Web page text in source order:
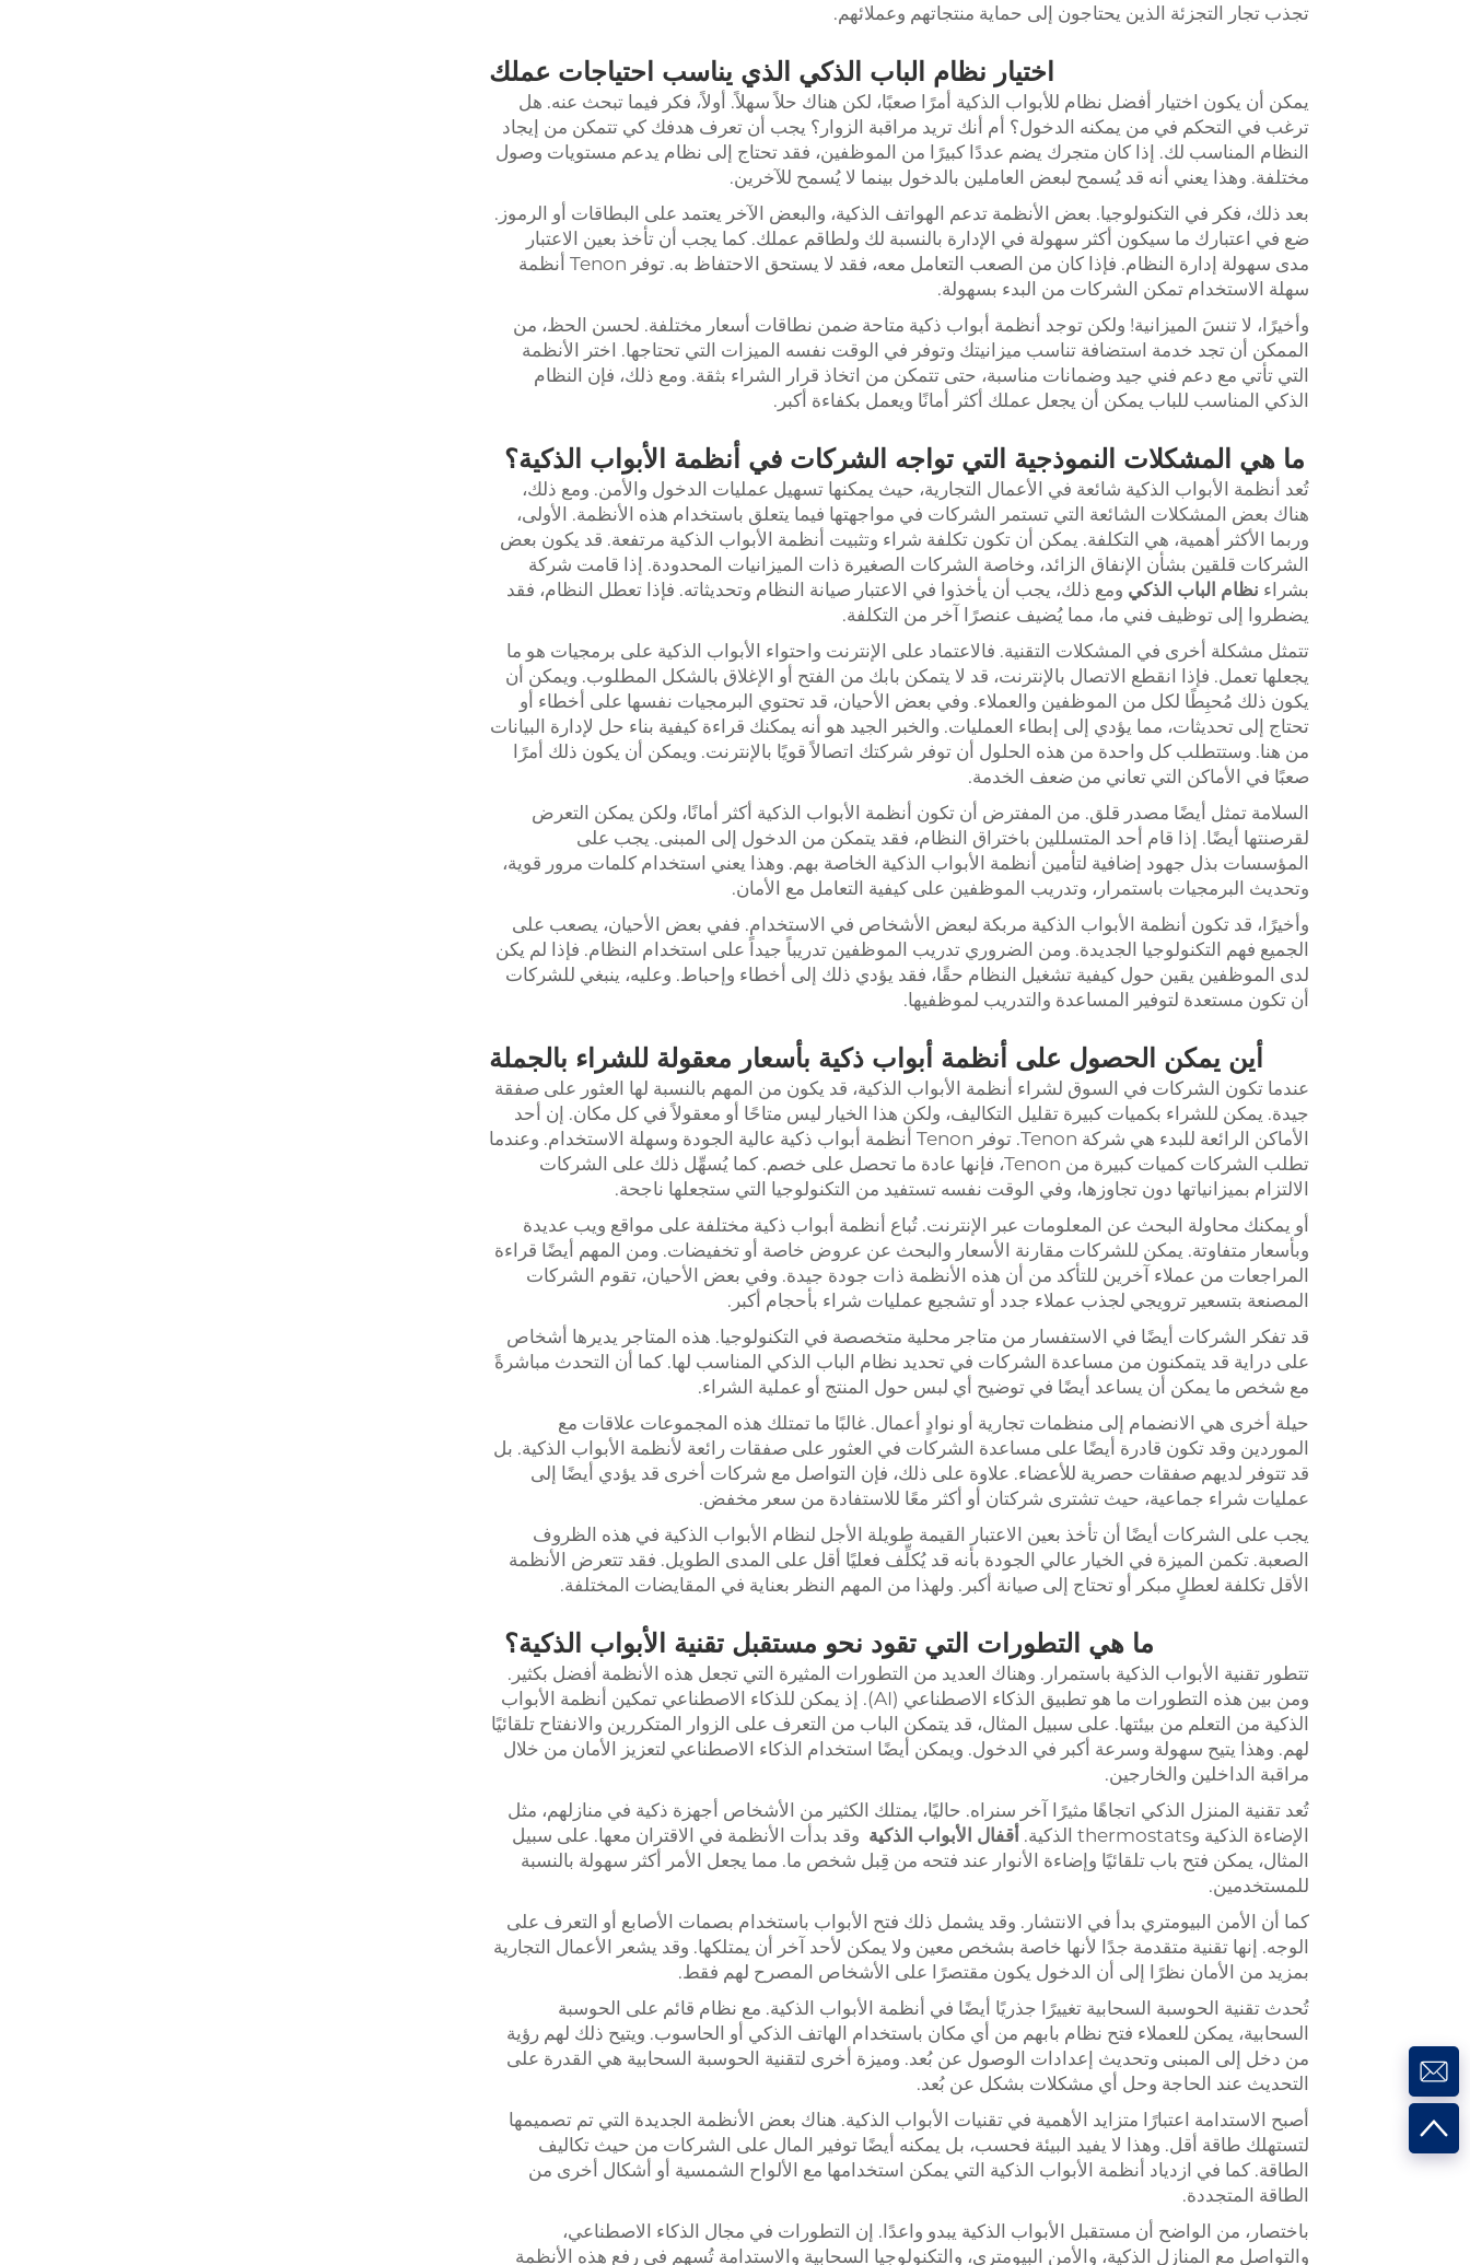
تجذب تجار التجزئة الذين يحتاجون إلى حماية منتجاتهم وعملائهم.
اختيار نظام الباب الذكي الذي يناسب احتياجات عملك
يمكن أن يكون اختيار أفضل نظام للأبواب الذكية أمرًا صعبًا، لكن هناك حلاً سهلاً. أولاً، فكر فيما تبحث عنه. هل
ترغب في التحكم في من يمكنه الدخول؟ أم أنك تريد مراقبة الزوار؟ يجب أن تعرف هدفك كي تتمكن من إيجاد
النظام المناسب لك. إذا كان متجرك يضم عددًا كبيرًا من الموظفين، فقد تحتاج إلى نظام يدعم مستويات وصول
مختلفة. وهذا يعني أنه قد يُسمح لبعض العاملين بالدخول بينما لا يُسمح للآخرين.
بعد ذلك، فكر في التكنولوجيا. بعض الأنظمة تدعم الهواتف الذكية، والبعض الآخر يعتمد على البطاقات أو الرموز.
ضع في اعتبارك ما سيكون أكثر سهولة في الإدارة بالنسبة لك ولطاقم عملك. كما يجب أن تأخذ بعين الاعتبار
مدى سهولة إدارة النظام. فإذا كان من الصعب التعامل معه، فقد لا يستحق الاحتفاظ به. توفر Tenon أنظمة
سهلة الاستخدام تمكن الشركات من البدء بسهولة.
وأخيرًا، لا تنسَ الميزانية! ولكن توجد أنظمة أبواب ذكية متاحة ضمن نطاقات أسعار مختلفة. لحسن الحظ، من
الممكن أن تجد خدمة استضافة تناسب ميزانيتك وتوفر في الوقت نفسه الميزات التي تحتاجها. اختر الأنظمة
التي تأتي مع دعم فني جيد وضمانات مناسبة، حتى تتمكن من اتخاذ قرار الشراء بثقة. ومع ذلك، فإن النظام
الذكي المناسب للباب يمكن أن يجعل عملك أكثر أمانًا ويعمل بكفاءة أكبر.
ما هي المشكلات النموذجية التي تواجه الشركات في أنظمة الأبواب الذكية؟
تُعد أنظمة الأبواب الذكية شائعة في الأعمال التجارية، حيث يمكنها تسهيل عمليات الدخول والأمن. ومع ذلك،
هناك بعض المشكلات الشائعة التي تستمر الشركات في مواجهتها فيما يتعلق باستخدام هذه الأنظمة. الأولى،
وربما الأكثر أهمية، هي التكلفة. يمكن أن تكون تكلفة شراء وتثبيت أنظمة الأبواب الذكية مرتفعة. قد يكون بعض
الشركات قلقين بشأن الإنفاق الزائد، وخاصة الشركات الصغيرة ذات الميزانيات المحدودة. إذا قامت شركة
بشراء نظام الباب الذكي ومع ذلك، يجب أن يأخذوا في الاعتبار صيانة النظام وتحديثاته. فإذا تعطل النظام، فقد
يضطروا إلى توظيف فني ما، مما يُضيف عنصرًا آخر من التكلفة.
تتمثل مشكلة أخرى في المشكلات التقنية. فالاعتماد على الإنترنت واحتواء الأبواب الذكية على برمجيات هو ما
يجعلها تعمل. فإذا انقطع الاتصال بالإنترنت، قد لا يتمكن بابك من الفتح أو الإغلاق بالشكل المطلوب. ويمكن أن
يكون ذلك مُحبِطًا لكل من الموظفين والعملاء. وفي بعض الأحيان، قد تحتوي البرمجيات نفسها على أخطاء أو
تحتاج إلى تحديثات، مما يؤدي إلى إبطاء العمليات. والخبر الجيد هو أنه يمكنك قراءة كيفية بناء حل لإدارة البيانات
من هنا. وستتطلب كل واحدة من هذه الحلول أن توفر شركتك اتصالاً قويًا بالإنترنت. ويمكن أن يكون ذلك أمرًا
صعبًا في الأماكن التي تعاني من ضعف الخدمة.
السلامة تمثل أيضًا مصدر قلق. من المفترض أن تكون أنظمة الأبواب الذكية أكثر أمانًا، ولكن يمكن التعرض
لقرصنتها أيضًا. إذا قام أحد المتسللين باختراق النظام، فقد يتمكن من الدخول إلى المبنى. يجب على
المؤسسات بذل جهود إضافية لتأمين أنظمة الأبواب الذكية الخاصة بهم. وهذا يعني استخدام كلمات مرور قوية،
وتحديث البرمجيات باستمرار، وتدريب الموظفين على كيفية التعامل مع الأمان.
وأخيرًا، قد تكون أنظمة الأبواب الذكية مربكة لبعض الأشخاص في الاستخدام. ففي بعض الأحيان، يصعب على
الجميع فهم التكنولوجيا الجديدة. ومن الضروري تدريب الموظفين تدريباً جيداً على استخدام النظام. فإذا لم يكن
لدى الموظفين يقين حول كيفية تشغيل النظام حقًا، فقد يؤدي ذلك إلى أخطاء وإحباط. وعليه، ينبغي للشركات
أن تكون مستعدة لتوفير المساعدة والتدريب لموظفيها.
أين يمكن الحصول على أنظمة أبواب ذكية بأسعار معقولة للشراء بالجملة
عندما تكون الشركات في السوق لشراء أنظمة الأبواب الذكية، قد يكون من المهم بالنسبة لها العثور على صفقة
جيدة. يمكن للشراء بكميات كبيرة تقليل التكاليف، ولكن هذا الخيار ليس متاحًا أو معقولاً في كل مكان. إن أحد
الأماكن الرائعة للبدء هي شركة Tenon. توفر Tenon أنظمة أبواب ذكية عالية الجودة وسهلة الاستخدام. وعندما
تطلب الشركات كميات كبيرة من Tenon، فإنها عادة ما تحصل على خصم. كما يُسهِّل ذلك على الشركات
الالتزام بميزانياتها دون تجاوزها، وفي الوقت نفسه تستفيد من التكنولوجيا التي ستجعلها ناجحة.
أو يمكنك محاولة البحث عن المعلومات عبر الإنترنت. تُباع أنظمة أبواب ذكية مختلفة على مواقع ويب عديدة
وبأسعار متفاوتة. يمكن للشركات مقارنة الأسعار والبحث عن عروض خاصة أو تخفيضات. ومن المهم أيضًا قراءة
المراجعات من عملاء آخرين للتأكد من أن هذه الأنظمة ذات جودة جيدة. وفي بعض الأحيان، تقوم الشركات
المصنعة بتسعير ترويجي لجذب عملاء جدد أو تشجيع عمليات شراء بأحجام أكبر.
قد تفكر الشركات أيضًا في الاستفسار من متاجر محلية متخصصة في التكنولوجيا. هذه المتاجر يديرها أشخاص
على دراية قد يتمكنون من مساعدة الشركات في تحديد نظام الباب الذكي المناسب لها. كما أن التحدث مباشرةً
مع شخص ما يمكن أن يساعد أيضًا في توضيح أي لبس حول المنتج أو عملية الشراء.
حيلة أخرى هي الانضمام إلى منظمات تجارية أو نوادٍ أعمال. غالبًا ما تمتلك هذه المجموعات علاقات مع
الموردين وقد تكون قادرة أيضًا على مساعدة الشركات في العثور على صفقات رائعة لأنظمة الأبواب الذكية. بل
قد تتوفر لديهم صفقات حصرية للأعضاء. علاوة على ذلك، فإن التواصل مع شركات أخرى قد يؤدي أيضًا إلى
عمليات شراء جماعية، حيث تشترى شركتان أو أكثر معًا للاستفادة من سعر مخفض.
يجب على الشركات أيضًا أن تأخذ بعين الاعتبار القيمة طويلة الأجل لنظام الأبواب الذكية في هذه الظروف
الصعبة. تكمن الميزة في الخيار عالي الجودة بأنه قد يُكلِّف فعليًا أقل على المدى الطويل. فقد تتعرض الأنظمة
الأقل تكلفة لعطلٍ مبكر أو تحتاج إلى صيانة أكبر. ولهذا من المهم النظر بعناية في المقايضات المختلفة.
ما هي التطورات التي تقود نحو مستقبل تقنية الأبواب الذكية؟
تتطور تقنية الأبواب الذكية باستمرار. وهناك العديد من التطورات المثيرة التي تجعل هذه الأنظمة أفضل بكثير.
ومن بين هذه التطورات ما هو تطبيق الذكاء الاصطناعي (AI). إذ يمكن للذكاء الاصطناعي تمكين أنظمة الأبواب
الذكية من التعلم من بيئتها. على سبيل المثال، قد يتمكن الباب من التعرف على الزوار المتكررين والانفتاح تلقائيًا
لهم. وهذا يتيح سهولة وسرعة أكبر في الدخول. ويمكن أيضًا استخدام الذكاء الاصطناعي لتعزيز الأمان من خلال
مراقبة الداخلين والخارجين.
تُعد تقنية المنزل الذكي اتجاهًا مثيرًا آخر سنراه. حاليًا، يمتلك الكثير من الأشخاص أجهزة ذكية في منازلهم، مثل
الإضاءة الذكية وthermostats الذكية.
أقفال الأبواب الذكية وقد بدأت الأنظمة في الاقتران معها. على سبيل
المثال، يمكن فتح باب تلقائيًا وإضاءة الأنوار عند فتحه من قِبل شخص ما. مما يجعل الأمر أكثر سهولة بالنسبة
للمستخدمين.
كما أن الأمن البيومتري بدأ في الانتشار. وقد يشمل ذلك فتح الأبواب باستخدام بصمات الأصابع أو التعرف على
الوجه. إنها تقنية متقدمة جدًا لأنها خاصة بشخص معين ولا يمكن لأحد آخر أن يمتلكها. وقد يشعر الأعمال التجارية
بمزيد من الأمان نظرًا إلى أن الدخول يكون مقتصرًا على الأشخاص المصرح لهم فقط.
تُحدث تقنية الحوسبة السحابية تغييرًا جذريًا أيضًا في أنظمة الأبواب الذكية. مع نظام قائم على الحوسبة
السحابية، يمكن للعملاء فتح نظام بابهم من أي مكان باستخدام الهاتف الذكي أو الحاسوب. ويتيح ذلك لهم رؤية
من دخل إلى المبنى وتحديث إعدادات الوصول عن بُعد. وميزة أخرى لتقنية الحوسبة السحابية هي القدرة على
التحديث عند الحاجة وحل أي مشكلات بشكل عن بُعد.
أصبح الاستدامة اعتبارًا متزايد الأهمية في تقنيات الأبواب الذكية. هناك بعض الأنظمة الجديدة التي تم تصميمها
لتستهلك طاقة أقل. وهذا لا يفيد البيئة فحسب، بل يمكنه أيضًا توفير المال على الشركات من حيث تكاليف
الطاقة. كما في ازدياد أنظمة الأبواب الذكية التي يمكن استخدامها مع الألواح الشمسية أو أشكال أخرى من
الطاقة المتجددة.
باختصار، من الواضح أن مستقبل الأبواب الذكية يبدو واعدًا. إن التطورات في مجال الذكاء الاصطناعي،
والتواصل مع المنازل الذكية، والأمن البيومتري، والتكنولوجيا السحابية والاستدامة تُسهم في رفع هذه الأنظمة